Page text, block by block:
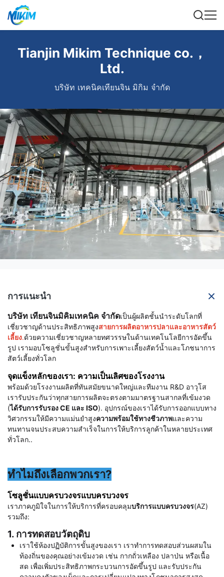
Tianjin Mikim Technique co.，
Ltd.
บริษัท เทคนิคเทียนจิน มิกิม จํากัด
การแนะนำ
บริษัท เทียนจินมิคิมเทคนิค จำกัดเป็นผู้ผลิตชั้นนำระดับโลกที่
เชี่ยวชาญด้านประสิทธิภาพสูงสายการผลิตอาหารปลาและอาหารสัตว์
เลี้ยง.ด้วยความเชี่ยวชาญหลายทศวรรษในด้านเทคโนโลยีการอัดขึ้น
รูป เรามอบโซลูชั่นขั้นสูงสำหรับการเพาะเลี้ยงสัตว์น้ำและโภชนาการ
สัตว์เลี้ยงทั่วโลก
จุดแข็งหลักของเรา: ความเป็นเลิศของโรงงาน
พร้อมด้วยโรงงานผลิตที่ทันสมัยขนาดใหญ่และทีมงาน R&D อาวุโส
เรารับประกันว่าทุกสายการผลิตจะตรงตามมาตรฐานสากลที่เข้มงวด
(ได้รับการรับรอง CE และ ISO). อุปกรณ์ของเราได้รับการออกแบบทาง
วิศวกรรมให้มีความแม่นยำสูงความพร้อมใช้ทางชีวภาพและความ
ทนทานจนประสบความสำเร็จในการให้บริการลูกค้าในหลายประเทศ
ทั่วโลก..
ทำไมถึงเลือกพวกเรา?
โซลูชั่นแบบครบวงจรแบบครบวงจร
เราภาคภูมิใจในการให้บริการที่ครอบคลุมบริการแบบครบวงจร(AZ)
รวมถึง:
1. การทดสอบวัตถุดิบ
เราใช้ห้องปฏิบัติการขั้นสูงของเรา เราทำการทดสอบส่วนผสมใน
ท้องถิ่นของคุณอย่างเข้มงวด เช่น กากถั่วเหลือง ปลาป่น หรือเนื้อ
สด เพื่อเพิ่มประสิทธิภาพกระบวนการอัดขึ้นรูป และรับประกัน